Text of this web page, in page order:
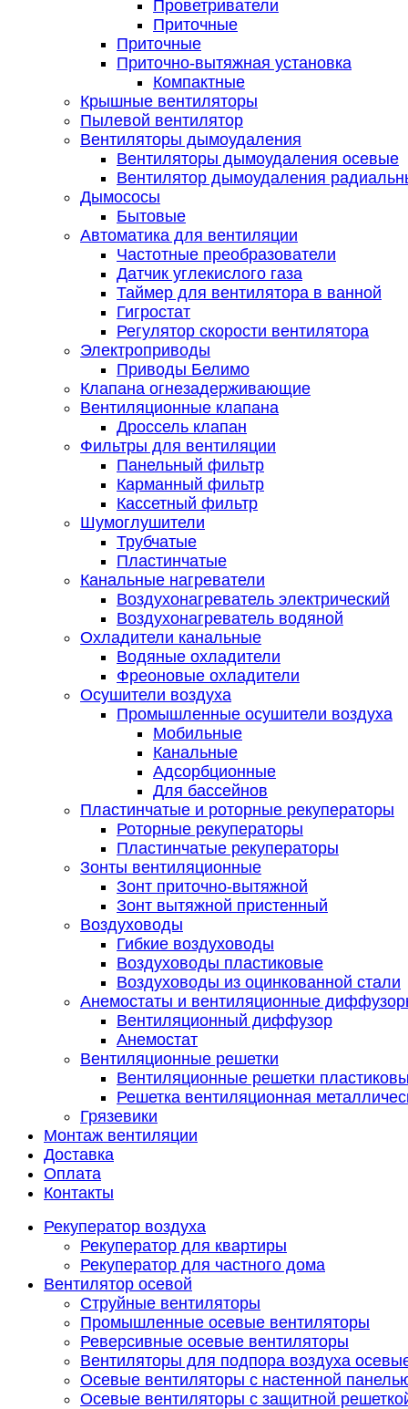
Проветриватели
Приточные
Приточные
Приточно-вытяжная установка
Компактные
Крышные вентиляторы
Пылевой вентилятор
Вентиляторы дымоудаления
Вентиляторы дымоудаления осевые
Вентилятор дымоудаления
Дымососы
Бытовые
Автоматика для вентиляции
Частотные преобразователи
Датчик углекислого газа
Таймер для вентилятора в ванной
Гигростат
Регулятор скорости вентилятора
Электроприводы
Приводы Белимо
Клапана огнезадерживающие
Вентиляционные клапана
Дроссель клапан
Фильтры для вентиляции
Панельный фильтр
Карманный фильтр
Кассетный фильтр
Шумоглушители
Трубчатые
Пластинчатые
Канальные нагреватели
Воздухонагреватель электрический
Воздухонагреватель водяной
Охладители канальные
Водяные охладители
Фреоновые охладители
Осушители воздуха
Промышленные осушители воздуха
Мобильные
Канальные
Адсорбционные
Для бассейнов
Пластинчатые и роторные рекуператоры
Роторные рекуператоры
Пластинчатые рекуператоры
Зонты вентиляционные
Зонт приточно-вытяжной
Зонт вытяжной пристенный
Воздуховоды
Гибкие воздуховоды
Воздуховоды пластиковые
Воздуховоды из оцинкованной стали
Анемостаты и вентиляционные
Вентиляционный диффузор
Анемостат
Вентиляционные решетки
Вентиляционные решетки
Решетка вентиляционная
Грязевики
Монтаж вентиляции
Доставка
Оплата
Контакты
Рекуператор воздуха
Рекуператор для квартиры
Рекуператор для частного дома
Вентилятор осевой
Струйные вентиляторы
Промышленные осевые вентиляторы
Реверсивные осевые вентиляторы
Вентиляторы для подпора воздуха
Осевые вентиляторы с настенной
Осевые вентиляторы с защитной